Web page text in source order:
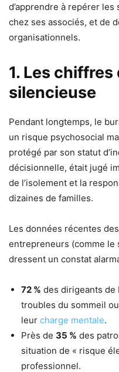
d’apprendre à repérer les
chez ses associés, et de
organisationnels.
1. Les chiffres
silencieuse
Pendant longtemps, le
un risque psychosocial
protégé par son statut
décisionnelle, était jugé
de l’isolement et la
dizaines de familles.
Les données récentes
entrepreneurs (comme le
dressent un constat
72 % des dirigeants de
troubles du sommeil
leur charge mentale.
Près de 35 % des
situation de « risque
professionnel.